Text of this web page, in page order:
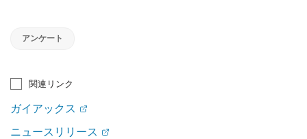
アンケート
関連リンク
ガイアックス
ニュースリリース